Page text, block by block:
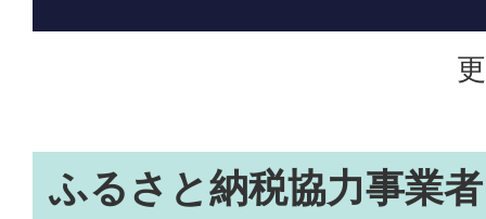
ふるさと納税協力事業